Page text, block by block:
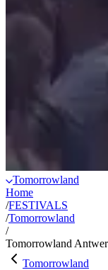
Tomorrowland
Home
/FESTIVALS
/Tomorrowland
/
Tomorrowland
Tomorrowland